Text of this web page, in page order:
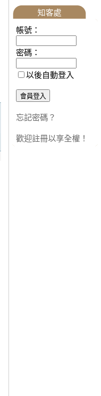
知客處
帳號：
密碼：
以後自動登入
忘記密碼？
歡迎註冊以享全權！